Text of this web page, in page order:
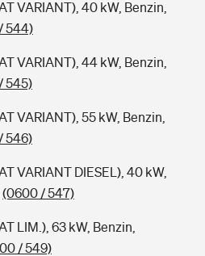
VARIANT), 40 kW, Benzin,
544)
VARIANT), 44 kW, Benzin,
545)
VARIANT), 55 kW, Benzin,
546)
VARIANT DIESEL), 40 kW,
(0600 / 547)
LIM.), 63 kW, Benzin,
/ 549)